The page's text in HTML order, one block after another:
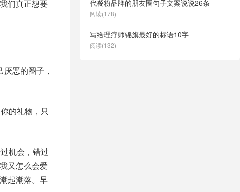
们真正想要
恶的圈子，
的礼物，只
机会，错过
又怎么会爱
起潮落。早
代餐粉品牌的朋友圈句子文案说说26条
阅读(178)
写给理疗师锦旗最好的标语10字
阅读(132)